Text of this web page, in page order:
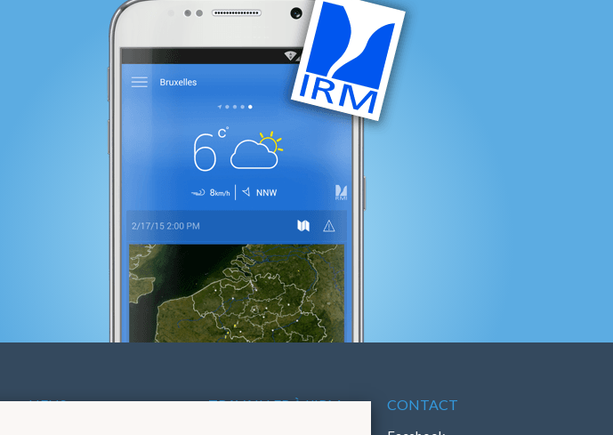
LIENS TRAVAILLER À L'IRM CONTACT